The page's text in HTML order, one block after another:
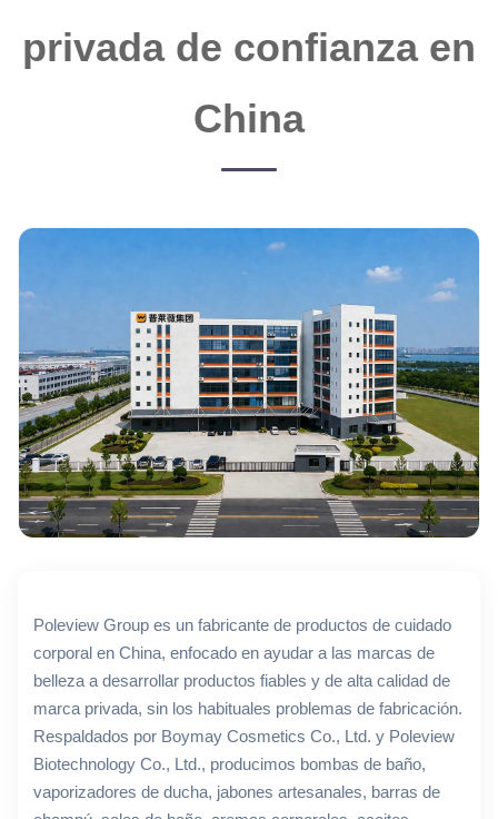
privada de confianza en
China
Poleview Group es un fabricante de productos de cuidado
corporal en China, enfocado en ayudar a las marcas de
belleza a desarrollar productos fiables y de alta calidad de
marca privada, sin los habituales problemas de fabricación.
Respaldados por Boymay Cosmetics Co., Ltd. y Poleview
Biotechnology Co., Ltd., producimos bombas de baño,
vaporizadores de ducha, jabones artesanales, barras de